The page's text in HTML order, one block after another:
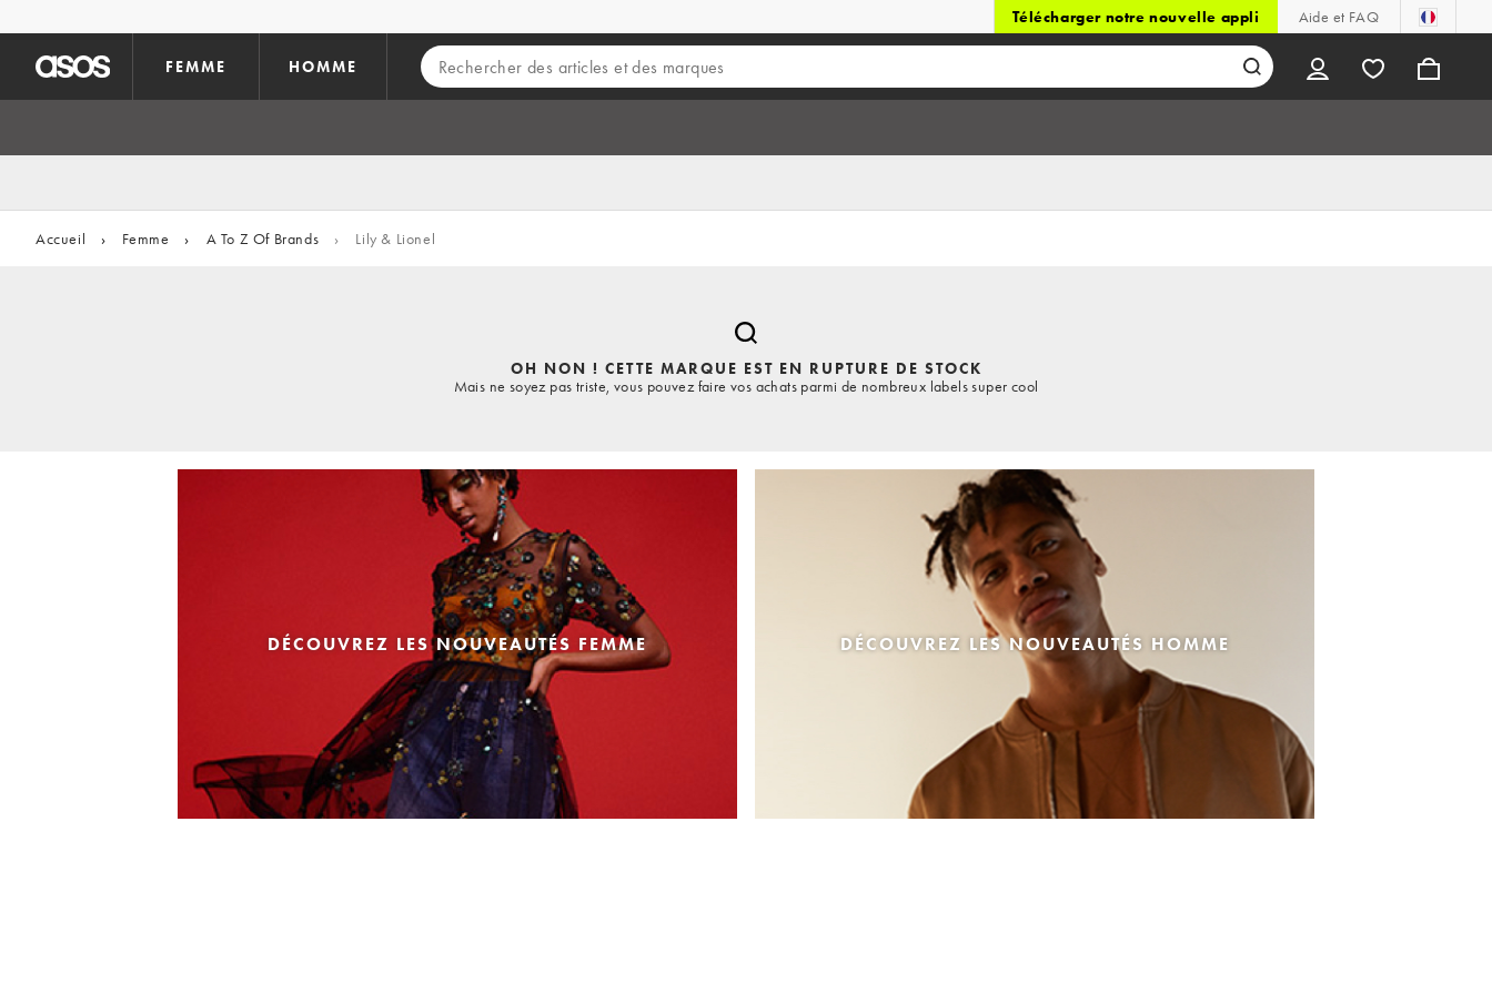
Télécharger notre nouvelle appli Aide et FAQ
FEMME HOMME
Accueil › Femme › A To Z Of Brands › Lily & Lionel
OH NON ! CETTE MARQUE EST EN RUPTURE DE STOCK
Mais ne soyez pas triste, vous pouvez faire vos achats parmi de nombreux labels super cool
DÉCOUVREZ LES NOUVEAUTÉS FEMME DÉCOUVREZ LES NOUVEAUTÉS HOMME